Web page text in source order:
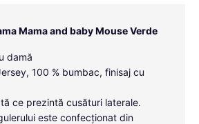
Mama and baby Mouse Verde
damă
100 % bumbac, finisaj cu
ce prezintă cusături laterale.
este confecționat din